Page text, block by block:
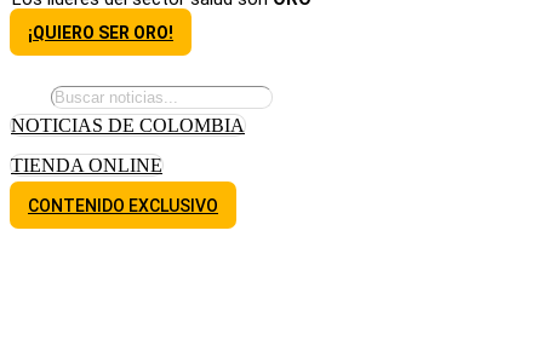
¡QUIERO SER ORO!
NOTICIAS DE COLOMBIA
TIENDA ONLINE
CONTENIDO EXCLUSIVO